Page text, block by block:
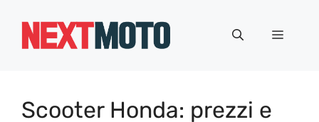
Menu
Scooter Honda: prezzi e